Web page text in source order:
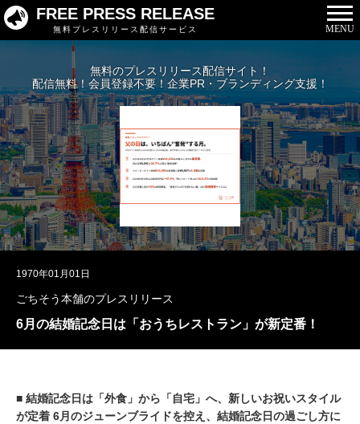
FREE PRESS RELEASE
無料プレスリリース配信サービス MENU
無料のプレスリリース配信サイト！
配信無料！会員登録不要！企業PR・ブランディング支援！
1970年01月01日
ごちそう本舗のプレスリリース
6月の結婚記念日は「おうちレストラン」が新定番！
■ 結婚記念日は「外食」から「自宅」へ、新しいお祝いスタイル
が定着 6月のジューンブライドを控え、結婚記念日の過ごし方に